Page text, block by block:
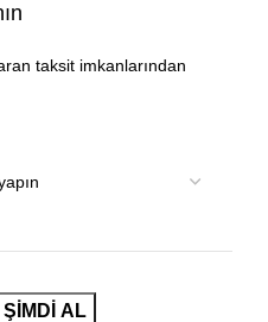
taksit imkanlarından
ŞIMDI AL